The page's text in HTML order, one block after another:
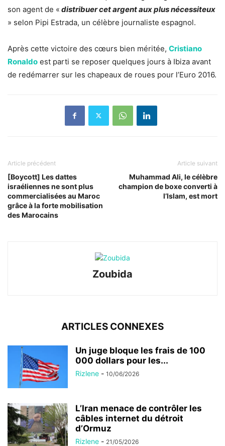
son agent de « distribuer cet argent aux plus nécessiteux
» selon Pipi Estrada, un célèbre journaliste espagnol.
Après cette victoire des cœurs bien méritée, Cristiano
Ronaldo est parti se reposer quelques jours à Ibiza avant
de redémarrer sur les chapeaux de roues pour l’Euro 2016.
Article précédent
[Boycott] Les dattes
israéliennes ne sont plus
commercialisées au Maroc
grâce à la forte mobilisation
des Marocains
Article suivant
Muhammad Ali, le célèbre
champion de boxe converti à
l’Islam, est mort
Zoubida
ARTICLES CONNEXES
Un juge bloque les frais de 100
000 dollars pour les...
Rizlene - 10/06/2026
L’Iran menace de contrôler les
câbles internet du détroit
d’Ormuz
Rizlene - 21/05/2026